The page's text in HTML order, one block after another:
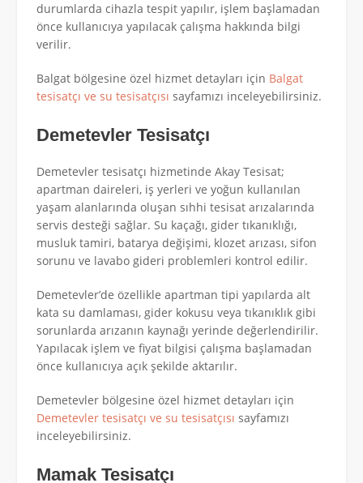
durumlarda cihazla tespit yapılır, işlem başlamadan
önce kullanıcıya yapılacak çalışma hakkında bilgi
verilir.
Balgat bölgesine özel hizmet detayları için Balgat
tesisatçı ve su tesisatçısı sayfamızı inceleyebilirsiniz.
Demetevler Tesisatçı
Demetevler tesisatçı hizmetinde Akay Tesisat;
apartman daireleri, iş yerleri ve yoğun kullanılan
yaşam alanlarında oluşan sıhhi tesisat arızalarında
servis desteği sağlar. Su kaçağı, gider tıkanıklığı,
musluk tamiri, batarya değişimi, klozet arızası, sifon
sorunu ve lavabo gideri problemleri kontrol edilir.
Demetevler’de özellikle apartman tipi yapılarda alt
kata su damlaması, gider kokusu veya tıkanıklık gibi
sorunlarda arızanın kaynağı yerinde değerlendirilir.
Yapılacak işlem ve fiyat bilgisi çalışma başlamadan
önce kullanıcıya açık şekilde aktarılır.
Demetevler bölgesine özel hizmet detayları için
Demetevler tesisatçı ve su tesisatçısı sayfamızı
inceleyebilirsiniz.
Mamak Tesisatçı